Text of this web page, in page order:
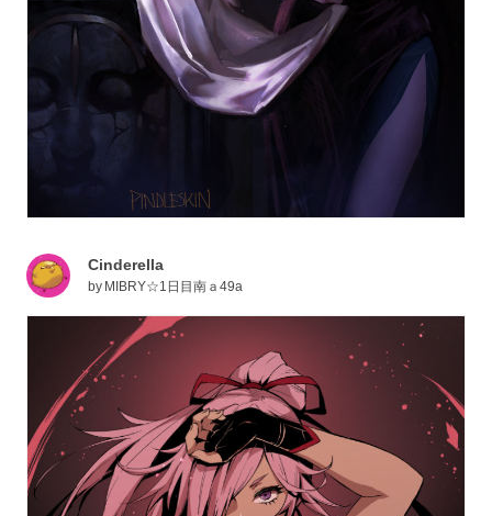
Cinderella
by MIBRY☆1日目南ａ49a